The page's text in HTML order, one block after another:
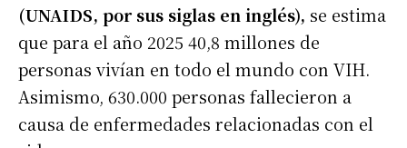
(UNAIDS, por sus siglas en inglés), se estima
que para el año 2025 40,8 millones de
personas vivían en todo el mundo con VIH.
Asimismo, 630.000 personas fallecieron a
causa de enfermedades relacionadas con el